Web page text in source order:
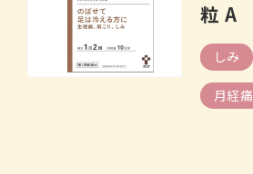
粒 A
しみ
月経痛